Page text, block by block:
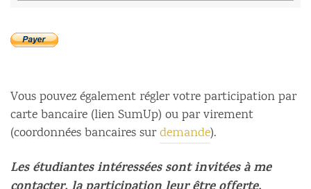
Vous pouvez également régler votre participation par
carte bancaire (lien SumUp) ou par virement
(coordonnées bancaires surdemande).
Les étudiantes intéressées sont invitées à me